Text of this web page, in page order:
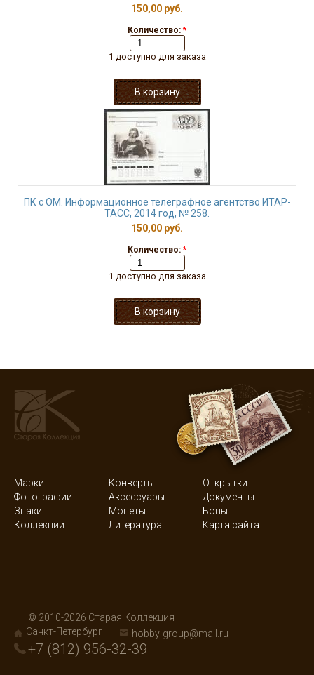
150,00 руб.
Количество: *
1 доступно для заказа
ПК с ОМ. Информационное телеграфное агентство ИТАР-
ТАСС, 2014 год, № 258.
150,00 руб.
Количество: *
1 доступно для заказа
Марки Конверты
Открытки
Фотографии
Аксессуары
Документы
Знаки
Монеты
Боны
Коллекции
Литература Карта сайта
© 2010-2026 Старая Коллекция
Санкт-Петербург
hobby-group@mail.ru
+7 (812) 956-32-39